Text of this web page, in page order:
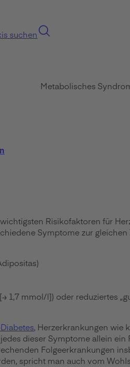
suchen
Metabolisches
Risikofaktoren für
Symptome zur
mmol/l]) oder reduziertes
, Herzerkrankungen wie
dieser Symptome allein
Folgeerkrankungen
spricht man auch vom